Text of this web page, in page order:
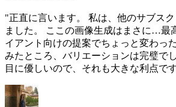
"正直に言います。 私は、他のサブス
ました。 ここの画像生成はまさに…最
イアント向けの提案でちょっと変わっ
みたところ、バリエーションは完璧で
目に優しいので、それも大きな利点です